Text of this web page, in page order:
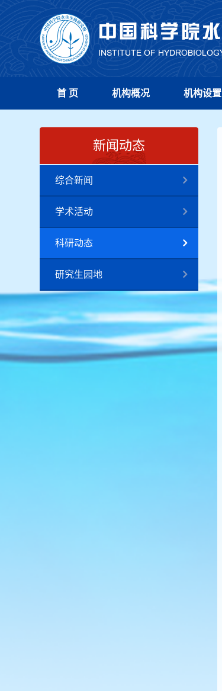
首 页 机构概况 机构设置
新闻动态
综合新闻
学术活动
科研动态
研究生园地